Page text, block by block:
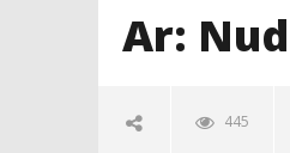
Ar:
445